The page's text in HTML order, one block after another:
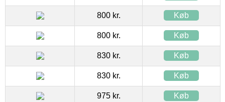
800 kr. Køb
800 kr. Køb
830 kr. Køb
830 kr. Køb
975 kr. Køb